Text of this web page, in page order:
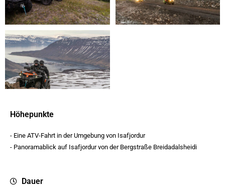
Höhepunkte
- Eine ATV-Fahrt in der Umgebung von Isafjordur
- Panoramablick auf Isafjordur von der Bergstraße Breidadalsheidi
Dauer